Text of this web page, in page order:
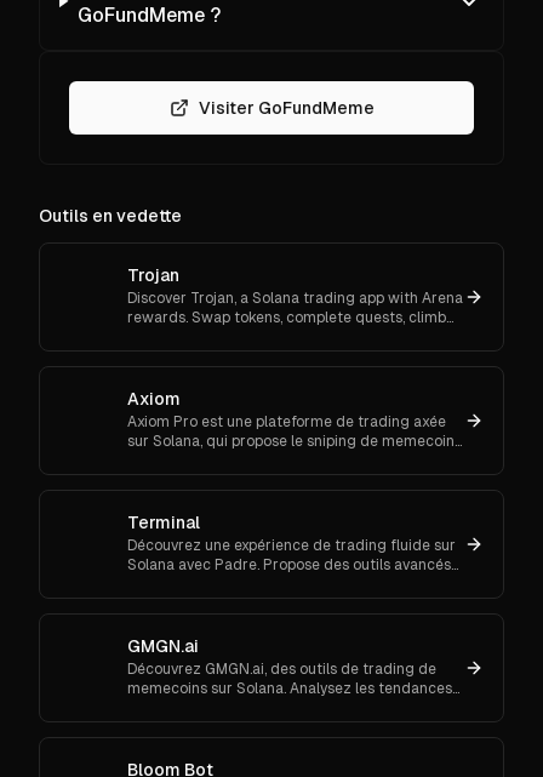
GoFundMeme ?
Visiter GoFundMeme
Outils en vedette
Trojan
Discover Trojan, a Solana trading app with Arena
rewards. Swap tokens, complete quests, climb
now and start earn
Axiom
Axiom Pro est une plateforme de trading axée
sur Solana, qui propose le sniping de memecoins,
Terminal
Découvrez une expérience de trading fluide sur
Solana avec Padre. Propose des outils avancés
portefeuille.
GMGN.ai
Découvrez GMGN.ai, des outils de trading de
memecoins sur Solana. Analysez les tendances
des swaps inter-chaînes.
Bloom Bot